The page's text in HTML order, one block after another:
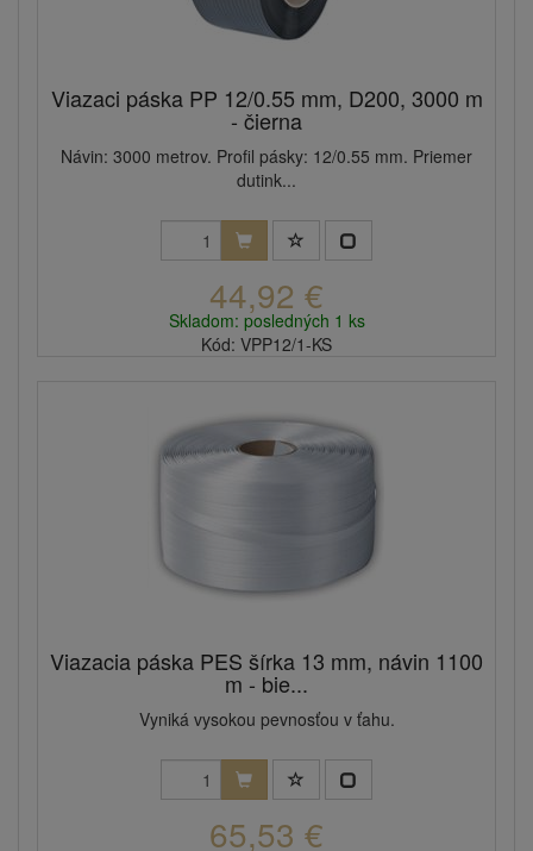
Viazaci páska PP 12/0.55 mm, D200, 3000 m
- čierna
Návin: 3000 metrov. Profil pásky: 12/0.55 mm. Priemer
dutink...
44,92 €
Skladom: posledných 1 ks
Kód: VPP12/1-KS
Viazacia páska PES šírka 13 mm, návin 1100
m - bie...
Vyniká vysokou pevnosťou v ťahu.
65,53 €